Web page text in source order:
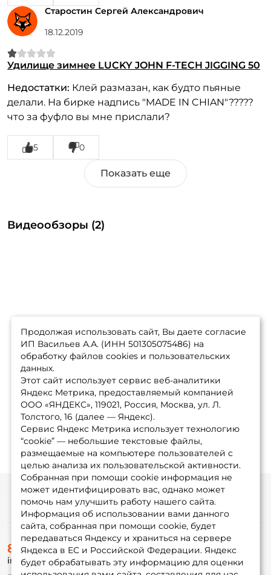
Старостин Сергей Александрович
18.12.2019
Удилище зимнее LUCKY JOHN F-TECH JIGGING 50
Недостатки: Клей размазан, как будто пьяные
делали. На бирке надпись "MADE IN CHIAN"?????
что за фуфло вы мне прислали?
5 0
Видеообзоры (2)
Продолжая использовать сайт, Вы даете согласие
ИП Васильев А.А. (ИНН 501305075486) на
обработку файлов cookies и пользовательских
данных.
Этот сайт использует сервис веб-аналитики
Яндекс Метрика, предоставляемый компанией
ООО «ЯНДЕКС», 119021, Россия, Москва, ул. Л.
Толстого, 16 (далее — Яндекс).
Сервис Яндекс Метрика использует технологию
“cookie” — небольшие текстовые файлы,
размещаемые на компьютере пользователей с
целью анализа их пользовательской активности.
Собранная при помощи cookie информация не
может идентифицировать вас, однако может
помочь нам улучшить работу нашего сайта.
Информация об использовании вами данного
сайта, собранная при помощи cookie, будет
передаваться Яндексу и храниться на сервере
Яндекса в ЕС и Российской Федерации. Яндекс
будет обрабатывать эту информацию для оценки
Информация
О магазине
Доставка
Оплата
Fox-bonus
8 (495) 532-77-88
info@foxfishing.ru